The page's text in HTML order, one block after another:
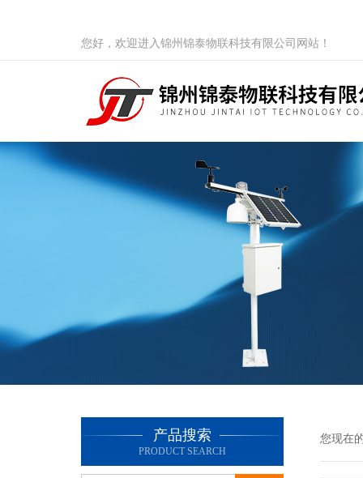
您好，欢迎进入锦州锦泰物联科技有限公司网站！
产品搜索
PRODUCT SEARCH
您现在